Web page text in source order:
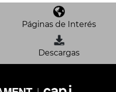
Páginas de Interés
Descargas